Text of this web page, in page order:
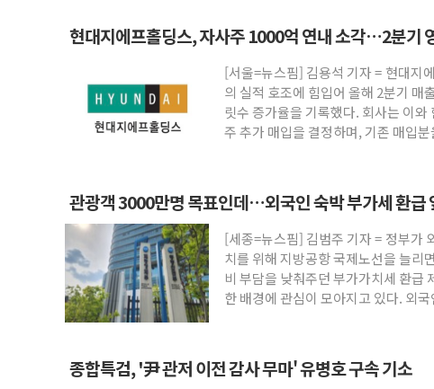
현대지에프홀딩스, 자사주 1000억 연내 소각…2분기
[서울=뉴스핌] 김용석 기자 = 현대지
의 실적 호조에 힘입어 올해 2분기 매
릿수 증가율을 기록했다. 회사는 이
주 추가 매입을 결정하며, 기존 매입
관광객 3000만명 목표인데…외국인 숙박 부가세 환급
[세종=뉴스핌] 김범주 기자 = 정부가
치를 위해 지방공항 국제노선을 늘리
비 부담을 낮춰주던 부가가치세 환급
한 배경에 관심이 모아지고 있다. 외
종합특검, '尹 관저 이전 감사 무마' 유병호 구속 기소